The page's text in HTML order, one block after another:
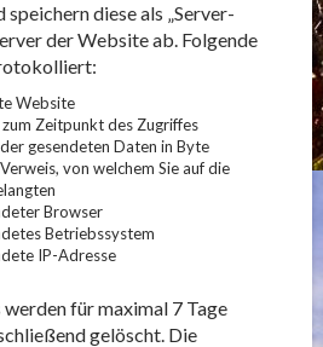
diese als „Server-
der Website ab. Folgende
Website
Zeitpunkt des Zugriffes
gesendeten Daten in Byte
von welchem Sie auf die
Browser
Betriebssystem
IP-Adresse
für maximal 7 Tage
gelöscht. Die